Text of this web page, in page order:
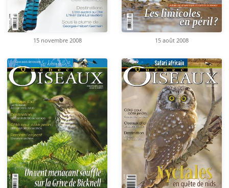
15 novembre 2008 15 août 2008